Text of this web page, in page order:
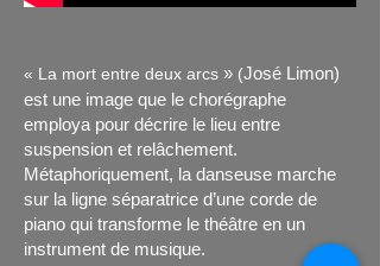
« La mort entre deux arcs » (José Limon)
est une image que le chorégraphe
employa pour décrire le lieu entre
suspension et relâchement.
Métaphoriquement, la danseuse marche
sur la ligne séparatrice d’une corde de
piano qui transforme le théâtre en un
instrument de musique.